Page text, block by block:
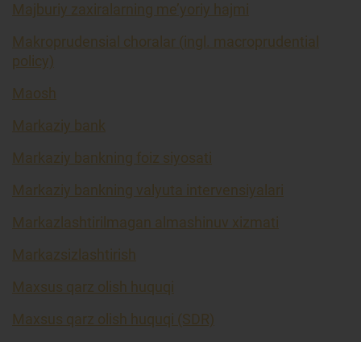
Majburiy zaxiralarning me’yoriy hajmi
Makroprudensial choralar (ingl. macroprudential
policy)
Maosh
Markaziy bank
Markaziy bankning foiz siyosati
Markaziy bankning valyuta intervensiyalari
Markazlashtirilmagan almashinuv xizmati
Markazsizlashtirish
Maxsus qarz olish huquqi
Maxsus qarz olish huquqi (SDR)